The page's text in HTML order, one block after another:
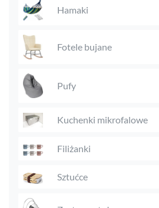
Hamaki
Fotele bujane
Pufy
Kuchenki mikrofalowe
Filiżanki
Sztućce